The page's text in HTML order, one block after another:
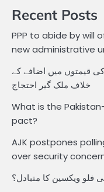
Recent Posts
PPP to abide by will
new administrative
قیمتوں میں اضافے کے
خلاف ملک گیر احتجاج
What is the
pact?
AJK postpones
over security
فلو ویکسین کا متبادل؟